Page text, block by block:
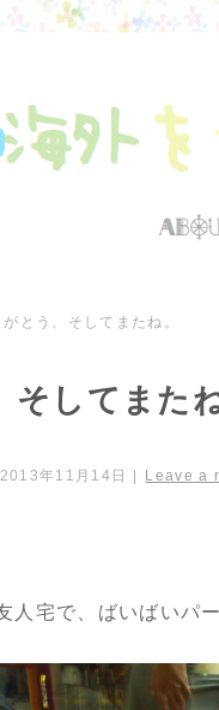
がとう、そしてまたね。
してまたね
2013年11月14日 Leave a
人宅で、ばいばいパ